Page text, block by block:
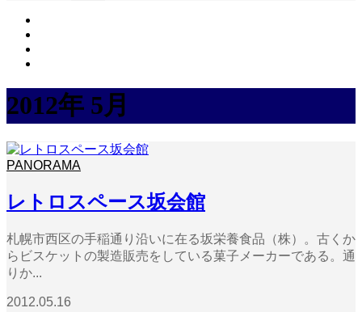
2012年 5月
PANORAMA
レトロスペース坂会館
札幌市西区の手稲通り沿いに在る坂栄養食品（株）。古くか
らビスケットの製造販売をしている菓子メーカーである。通
りか...
2012.05.16